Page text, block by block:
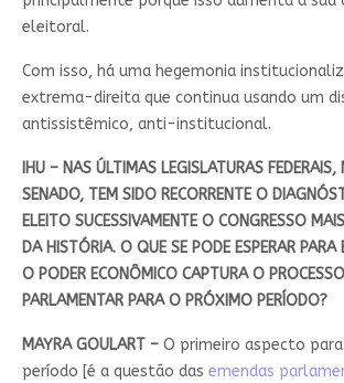
eleitoral.
Com isso, há uma hegemonia
extrema-direita que continua usando um
antissistêmico, anti-institucional.
IHU – NAS ÚLTIMAS LEGISLATURAS
SENADO, TEM SIDO RECORRENTE O
ELEITO SUCESSIVAMENTE O CONGRESSO
DA HISTÓRIA. O QUE SE PODE ESPERAR
O PODER ECONÔMICO CAPTURA O
PARLAMENTAR PARA O PRÓXIMO PERÍODO?
MAYRA GOULART –O primeiro aspecto
período [é a questão das emendas